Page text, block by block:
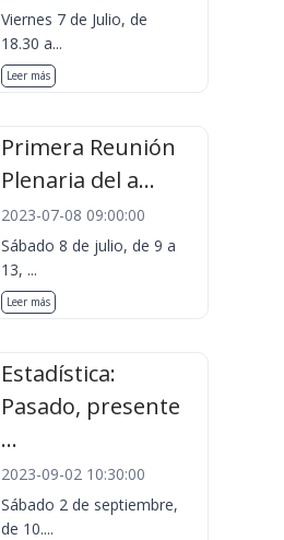
Viernes 7 de Julio, de
18.30 a...
Leer más
Primera Reunión
Plenaria del a...
2023-07-08 09:00:00
Sábado 8 de julio, de 9 a
13, ...
Leer más
Estadística:
Pasado, presente
...
2023-09-02 10:30:00
Sábado 2 de septiembre,
de 10....